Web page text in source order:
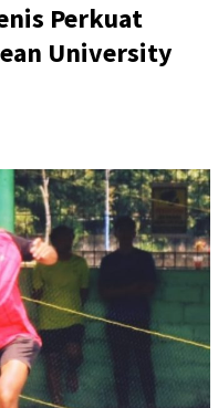
Perkuat
University